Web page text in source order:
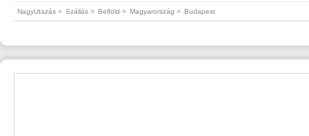
NagyUtazás > Szállás > Belföld > Magyarország > Budapest